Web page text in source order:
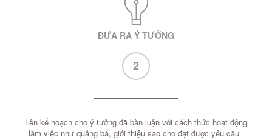
ĐƯA RA Ý TƯỞNG
2
Lên kế hoạch cho ý tưởng đã bàn luận với cách thức hoạt động
làm việc như quảng bá, giới thiệu sao cho đạt được yêu cầu.